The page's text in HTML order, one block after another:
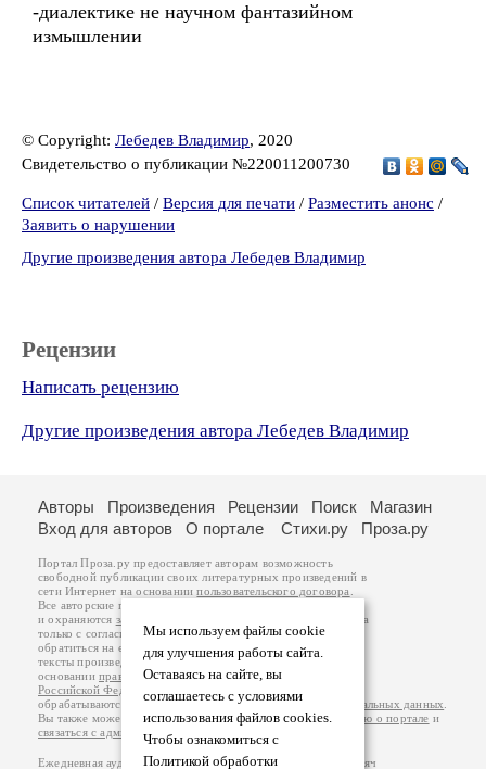
-диалектике не научном фантазийном
измышлении
© Copyright: Лебедев Владимир, 2020
Свидетельство о публикации №220011200730
Список читателей / Версия для печати / Разместить анонс /
Заявить о нарушении
Другие произведения автора Лебедев Владимир
Рецензии
Написать рецензию
Другие произведения автора Лебедев Владимир
Мы используем файлы cookie
для улучшения работы сайта.
Оставаясь на сайте, вы
соглашаетесь с условиями
использования файлов cookies.
Чтобы ознакомиться с
Политикой обработки
Авторы Произведения Рецензии Поиск
Магазин
Вход для авторов
О портале Стихи.ру Проза.ру
Портал Проза.ру предоставляет авторам возможность
свободной публикации своих литературных произведений в
сети Интернет на основаниипользовательского договора
Все авторские права на произведения принадлежат авторам
и охраняются законом
. Перепечатка произведений возможна
только с согласия его автора, к которому вы можете
обратиться на его авторской странице. Ответственность за
тексты произведений авторы несут самостоятельно на
основанииправил публикацииизаконодательства
Российской Федерации
обрабатываются на основанииПолитики обработки персональных данных
Вы также можете посмотреть более подробнуюинформацию о портале и
связаться с администрацией
Ежедневная аудитория портала Проза.ру – порядка 100 тысяч